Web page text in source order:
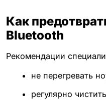
Как
Bluetooth
Рекомендации
не перегревать
регулярно